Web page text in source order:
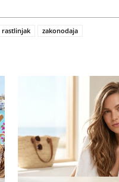
rastlinjak zakonodaja